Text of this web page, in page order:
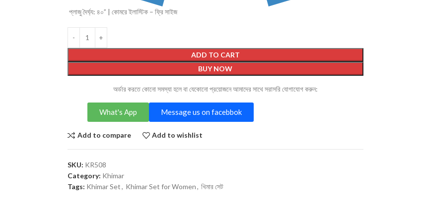
প্লাজু দৈর্ঘ্য: ৪০” | কোমরে ইলাস্টিক – ফ্রি সাইজ
ADD TO CART
BUY NOW
অর্ডার করতে কোনো সমস্যা হলে বা যেকোনো প্রয়োজনে আমাদের সাথে সরাসরি যোগাযোগ করুন:
Message us on facebbok
What's App
Add to compare Add to wishlist
SKU: KR508
Category: Khimar
Tags: Khimar Set, Khimar Set for Women, খিমার সেট